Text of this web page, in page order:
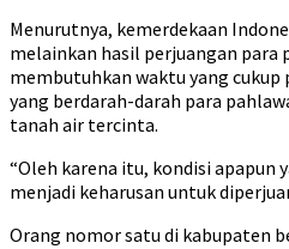
Menurutnya, kemerdekaan
melainkan hasil perjuangan para
membutuhkan waktu yang cukup
yang berdarah-darah para
tanah air tercinta.
“Oleh karena itu, kondisi apapun
menjadi keharusan untuk
Orang nomor satu di kabupaten